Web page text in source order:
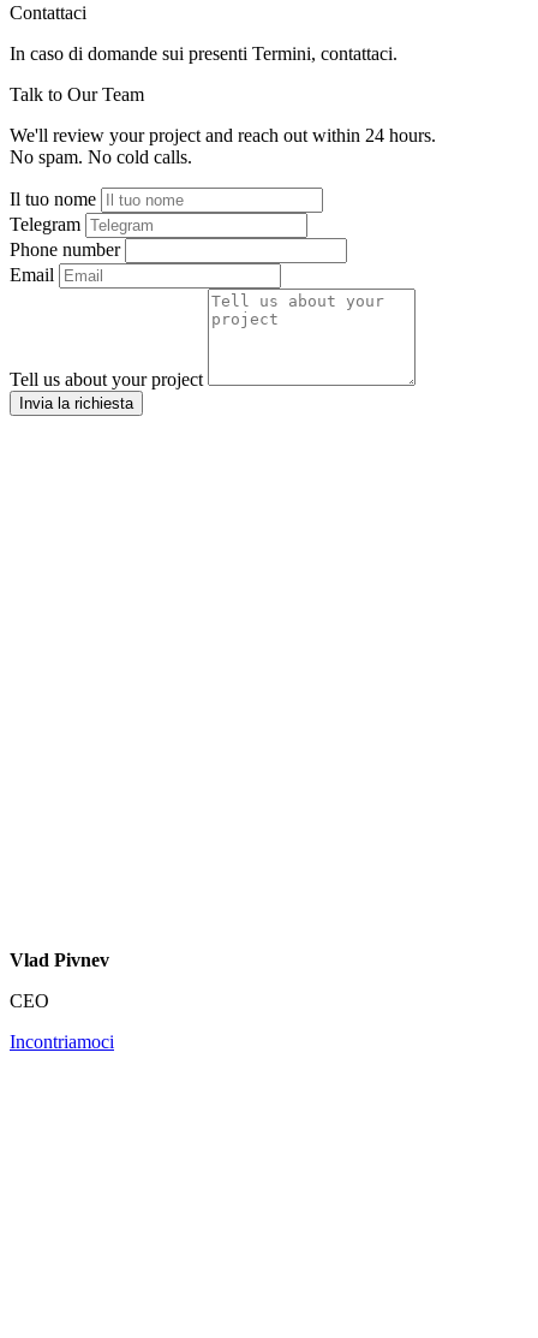
Contattaci
In caso di domande sui presenti Termini, contattaci.
Talk to Our Team
We'll review your project and reach out within 24 hours.
No spam. No cold calls.
Il tuo nome
Telegram
Phone number
Email
Tell us about your project
Invia la richiesta
Vlad Pivnev
CEO
Incontriamoci